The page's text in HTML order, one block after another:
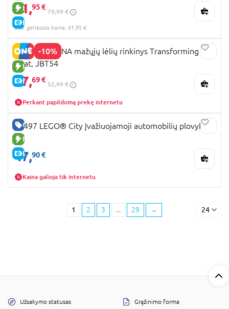
NAUJA PREKĖ
E-KAINA
61,95 €
79,99 €
30d. geriausia kaina: 61,95 €
-10%
NAUJA PREKĖ
E-KAINA
DISNEY MOANA mažųjų lėlių rinkinys Transforming
Boat, JBT54
47,69 €
52,99 €
Perkant papildomą prekę internetu
GERA KAINA
NAUJA PREKĖ
E-KAINA
60497 LEGO® City Įvažiuojamoji automobilių plovykla
47,90 €
Kaina galioja tik internetu
1 2 3 ... 29 → 24
Užsakymo statusas Grąžinimo forma